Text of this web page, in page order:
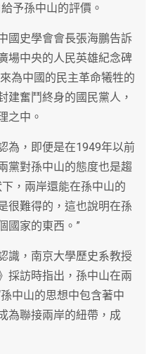
予孫中山的評價。
國史學會會長張海鵬告訴
場中央的人民英雄紀念碑
為中國的民主革命犧牲的
建奮鬥終身的國民黨人，
之中。
為，即便是在1949年以前
黨對孫中山的態度也是趨
，兩岸還能在孫中山的
很難得的，這也說明在孫
國家的東西。”
識，南京大學歷史系教授
採訪時指出，孫中山在兩
中山的思想中包含著中
為聯接兩岸的紐帶，成